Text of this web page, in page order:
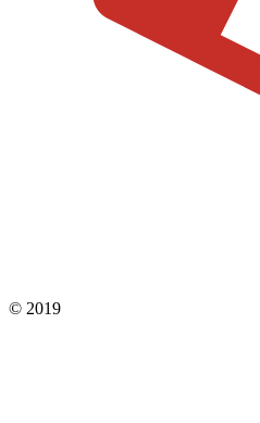
© 2019